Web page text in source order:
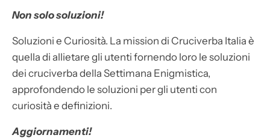
Non solo soluzioni!
Soluzioni e Curiosità. La mission di Cruciverba Italia è
quella di allietare gli utenti fornendo loro le soluzioni
dei cruciverba della Settimana Enigmistica,
approfondendo le soluzioni per gli utenti con
curiosità e definizioni.
Aggiornamenti!